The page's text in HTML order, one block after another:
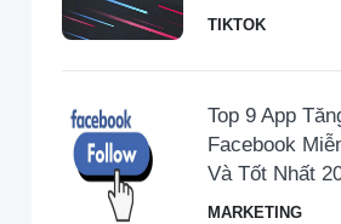
TIKTOK
Top 9 App
Facebook
Và Tốt Nhất
MARKETING